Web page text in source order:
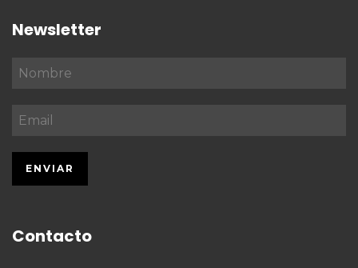
Newsletter
Contacto